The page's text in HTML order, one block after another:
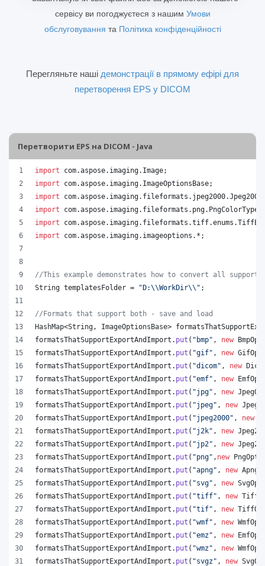
сервісу ви погоджуєтеся з нашим Умови
обслуговування та Політика конфіденційності
Перегляньте наші демонстрації в прямому ефірі для
перетворення EPS у DICOM
Перетворити EPS на DICOM - Java
import com.aspose. imaging. Image;
import
com.aspose. imaging. ImageOptionsBase;
import
com.aspose. imaging. fileformats . jpeg2000.
import
com.aspose. imaging. fileformats . png. PngColorType
import
com.aspose. imaging. fileformats .tiff.enums .
import
com.aspose. imaging. imageoptions .*;
//This example demonstrates how to convert all
String templatesFolder = "D:\\WorkDir\\ " ;
//Formats that support both - save and load
HashMap<String , ImageOptionsBase>
formatsThatSupportExportAndImport . put ( "bmp" , new
formatsThatSupportExportAndImport . put ( "gif" , new
formatsThatSupportExportAndImport . put ( "dicom" , new
formatsThatSupportExportAndImport . put ( "emf" , new
formatsThatSupportExportAndImport . put ( "jpg" , new
formatsThatSupportExportAndImport . put ( "jpeg" , new
formatsThatSupportExportAndImport . put ( "jpeg2000" , new
formatsThatSupportExportAndImport . put ( "j2k" , new
formatsThatSupportExportAndImport . put ( "jp2" , new
formatsThatSupportExportAndImport . put ( "png" , new
formatsThatSupportExportAndImport . put ( "apng" , new
formatsThatSupportExportAndImport . put ( "svg" , new
formatsThatSupportExportAndImport . put ( "tiff" , new
formatsThatSupportExportAndImport . put ( "tif" , new
formatsThatSupportExportAndImport . put ( "wmf" , new
formatsThatSupportExportAndImport . put ( "emz" , new
formatsThatSupportExportAndImport . put ( "wmz" , new
formatsThatSupportExportAndImport . put ( "svgz" , new